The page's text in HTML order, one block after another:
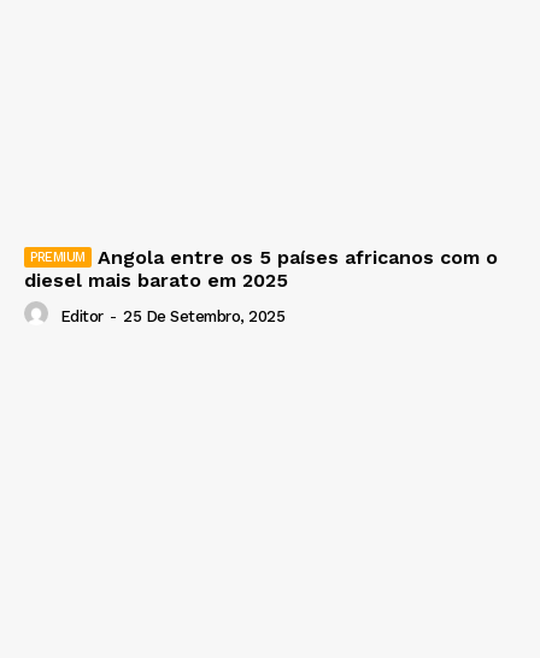
Angola entre os 5 países africanos com o
diesel mais barato em 2025
Editor - 25 De Setembro, 2025